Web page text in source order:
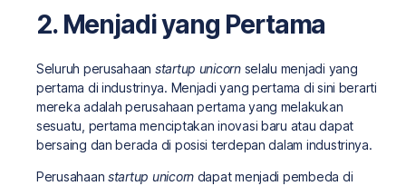
2. Menjadi yang Pertama
Seluruh perusahaan startup unicornselalu menjadi yang
pertama di industrinya. Menjadi yang pertama di sini berarti
mereka adalah perusahaan pertama yang melakukan
sesuatu, pertama menciptakan inovasi baru atau dapat
bersaing dan berada di posisi terdepan dalam industrinya.
Perusahaanstartup unicorndapat menjadi pembeda di